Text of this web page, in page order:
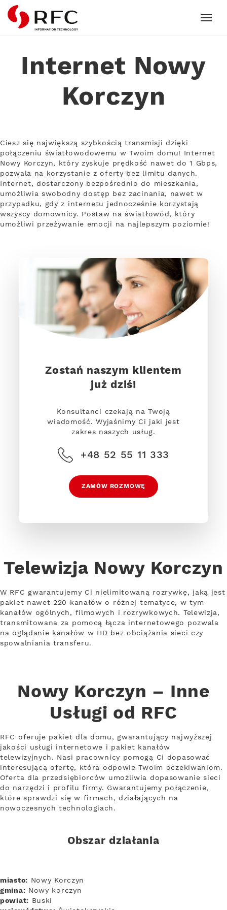
RFC
Internet Nowy
Korczyn
Ciesz się największą szybkością transmisji dzięki
połączeniu światłowodowemu w Twoim domu! Internet
Nowy Korczyn, który zyskuje prędkość nawet do 1 Gbps,
pozwala na korzystanie z oferty bez limitu danych.
Internet, dostarczony bezpośrednio do mieszkania,
umożliwia swobodny dostęp bez zacinania, nawet w
przypadku, gdy z internetu jednocześnie korzystają
wszyscy domownicy. Postaw na światłowód, który
umożliwi przeżywanie emocji na najlepszym poziomie!
Zostań naszym klientem
już dziś!
Konsultanci czekają na Twoją
wiadomość. Wyjaśnimy Ci jaki jest
zakres naszych usług.
+48 52 55 11 333
ZAMÓW ROZMOWĘ
Telewizja Nowy Korczyn
W RFC gwarantujemy Ci nielimitowaną rozrywkę, jaką jest
pakiet nawet 220 kanałów o różnej tematyce, w tym
kanałów ogólnych, filmowych i rozrywkowych. Telewizja,
transmitowana za pomocą łącza internetowego pozwala
na oglądanie kanałów w HD bez obciążania sieci czy
spowalniania transferu.
Nowy Korczyn – Inne
Usługi od RFC
RFC oferuje pakiet dla domu, gwarantujący najwyższej
jakości usługi internetowe i pakiet kanałów
telewizyjnych. Nasi pracownicy pomogą Ci dopasować
interesującą ofertę, która odpowie Twoim oczekiwaniom.
Oferta dla przedsiębiorców umożliwia dopasowanie sieci
do narzędzi i profilu firmy. Gwarantujemy połączenie,
które sprawdzi się w firmach, działających na
nowoczesnych technologiach.
Obszar działania
miasto: Nowy Korczyn
gmina: Nowy korczyn
powiat: Buski